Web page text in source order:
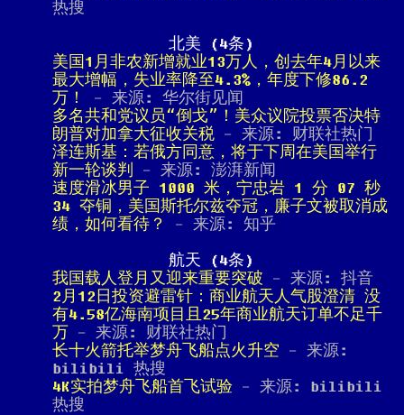
热搜
北美 (4条)
美国1月非农新增就业13万人，创去年4月以来
最大增幅，失业率降至4.3%，年度下修86.2
万！
- 来源: 华尔街见闻
多名共和党议员“倒戈”！美众议院投票否决特
朗普对加拿大征收关税 - 来源: 财联社热门
泽连斯基：若俄方同意，将于下周在美国举行
新一轮谈判 - 来源: 澎湃新闻
速度滑冰男子 1000 米，宁忠岩 1 分 07 秒
34 夺铜，美国斯托尔兹夺冠，廉子文被取消成
绩，如何看待？
- 来源: 知乎
航天 (4条)
我国载人登月又迎来重要突破 - 来源: 抖音
2月12日投资避雷针：商业航天人气股澄清 没
有4.58亿海南项目且25年商业航天订单不足千
万
- 来源: 财联社热门
长十火箭托举梦舟飞船点火升空 - 来源:
bilibili 热搜
4K实拍梦舟飞船首飞试验 - 来源: bilibili
热搜